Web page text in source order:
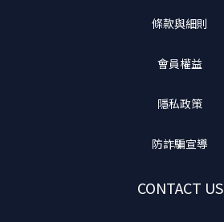
條款與細則
會員權益
隱私政策
防詐騙宣導
CONTACT US